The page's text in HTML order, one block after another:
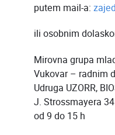
putem mail-a:
ili osobnim
Mirovna grupa
Vukovar – radnim
Udruga UZORR,
J. Strossmayera
od 9 do 15 h